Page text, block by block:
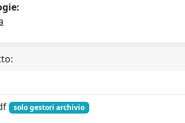
solo gestori archivio